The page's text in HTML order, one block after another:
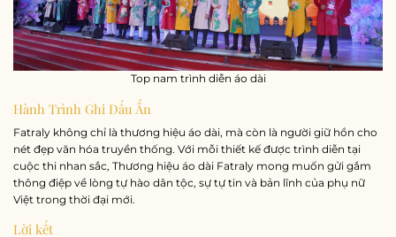
Top nam trình diễn áo dài
Hành Trình Ghi Dấu Ấn
Fatraly không chỉ là thương hiệu áo dài, mà còn là người giữ hồn cho
nét đẹp văn hóa truyền thống. Với mỗi thiết kế được trình diễn tại
cuộc thi nhan sắc, Thương hiệu áo dài Fatraly mong muốn gửi gắm
thông điệp về lòng tự hào dân tộc, sự tự tin và bản lĩnh của phụ nữ
Việt trong thời đại mới.
Lời kết